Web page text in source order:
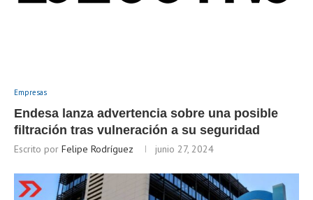
Empresas
Endesa lanza advertencia sobre una posible
filtración tras vulneración a su seguridad
Escrito por Felipe Rodríguez junio 27, 2024